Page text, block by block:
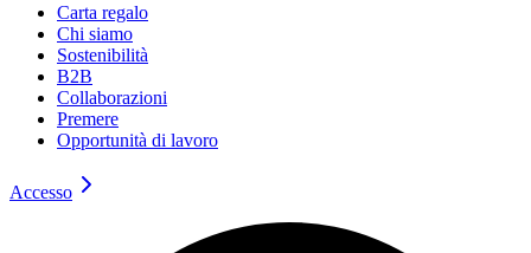
Carta regalo
Chi siamo
Sostenibilità
B2B
Collaborazioni
Premere
Opportunità di lavoro
Accesso